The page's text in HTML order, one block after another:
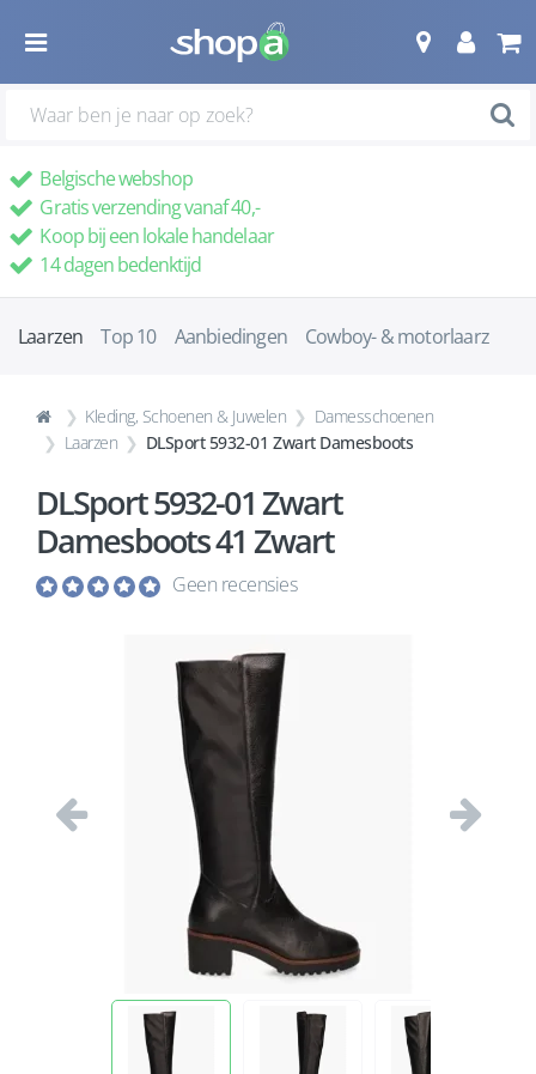
Belgische webshop
Gratis verzending vanaf 40,-
Koop bij een lokale handelaar
14 dagen bedenktijd
Laarzen Top 10 Aanbiedingen Cowboy- & motorlaarz
Kleding, Schoenen & Juwelen
Damesschoenen
Laarzen
DLSport 5932-01 Zwart Damesboots
DLSport 5932-01 Zwart
Damesboots 41 Zwart
Geen recensies
Vorige